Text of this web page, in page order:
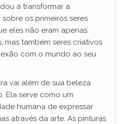
a transformar a
os primeiros seres
eles não eram apenas
mas também seres criativos
com o mundo ao seu
vai além de sua beleza
Ela serve como um
humana de expressar
através da arte. As pinturas